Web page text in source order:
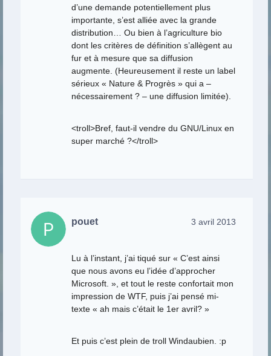
d’une demande potentiellement plus
importante, s’est alliée avec la grande
distribution… Ou bien à l’agriculture bio
dont les critères de définition s’allègent au
fur et à mesure que sa diffusion
augmente. (Heureusement il reste un label
sérieux « Nature & Progrès » qui a –
nécessairement ? – une diffusion limitée).
<troll>Bref, faut-il vendre du GNU/Linux en
super marché ?</troll>
pouet 3 avril 2013
Lu à l’instant, j’ai tiqué sur « C’est ainsi
que nous avons eu l’idée d’approcher
Microsoft. », et tout le reste confortait mon
impression de WTF, puis j’ai pensé mi-
texte « ah mais c’était le 1er avril? »
Et puis c’est plein de troll Windaubien. :p